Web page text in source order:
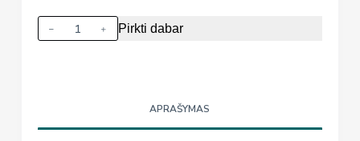
produkto
kiekis:
Pirkti dabar
APRAŠYMAS